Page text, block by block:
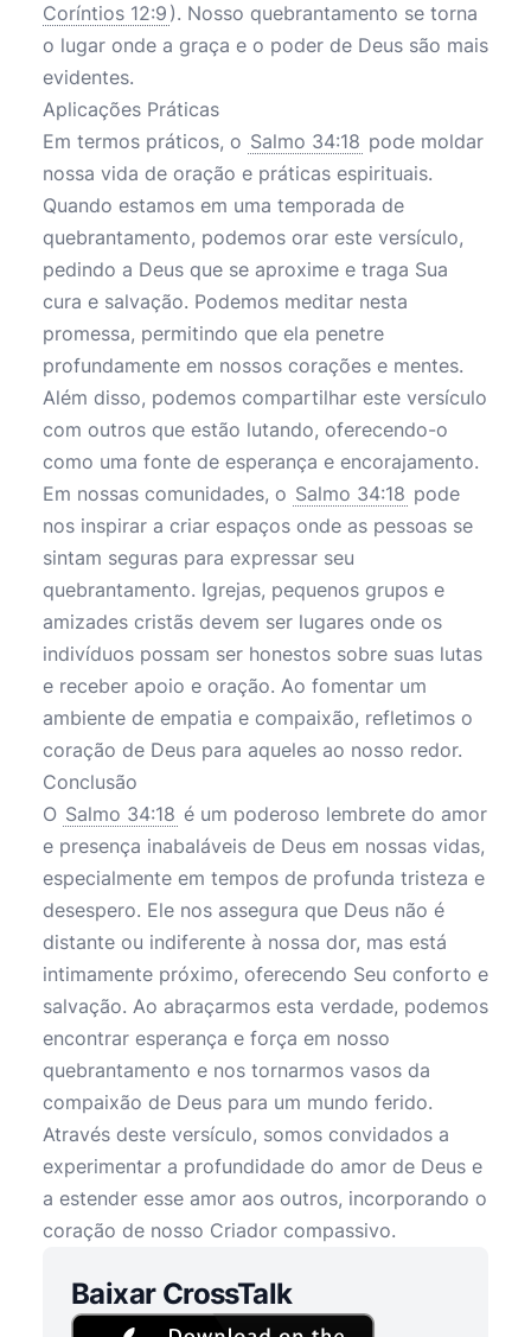
Coríntios 12:9 ). Nosso quebrantamento se torna
o lugar onde a graça e o poder de Deus são mais
evidentes.
Aplicações Práticas
Em termos práticos, o Salmo 34:18 pode moldar
nossa vida de oração e práticas espirituais.
Quando estamos em uma temporada de
quebrantamento, podemos orar este versículo,
pedindo a Deus que se aproxime e traga Sua
cura e salvação. Podemos meditar nesta
promessa, permitindo que ela penetre
profundamente em nossos corações e mentes.
Além disso, podemos compartilhar este versículo
com outros que estão lutando, oferecendo-o
como uma fonte de esperança e encorajamento.
Em nossas comunidades, o Salmo 34:18 pode
nos inspirar a criar espaços onde as pessoas se
sintam seguras para expressar seu
quebrantamento. Igrejas, pequenos grupos e
amizades cristãs devem ser lugares onde os
indivíduos possam ser honestos sobre suas lutas
e receber apoio e oração. Ao fomentar um
ambiente de empatia e compaixão, refletimos o
coração de Deus para aqueles ao nosso redor.
Conclusão
O Salmo 34:18 é um poderoso lembrete do amor
e presença inabaláveis de Deus em nossas vidas,
especialmente em tempos de profunda tristeza e
desespero. Ele nos assegura que Deus não é
distante ou indiferente à nossa dor, mas está
intimamente próximo, oferecendo Seu conforto e
salvação. Ao abraçarmos esta verdade, podemos
encontrar esperança e força em nosso
quebrantamento e nos tornarmos vasos da
compaixão de Deus para um mundo ferido.
Através deste versículo, somos convidados a
experimentar a profundidade do amor de Deus e
a estender esse amor aos outros, incorporando o
coração de nosso Criador compassivo.
Baixar CrossTalk